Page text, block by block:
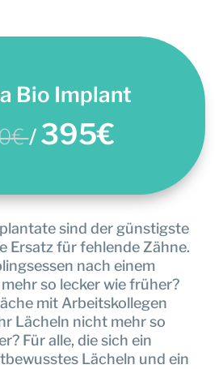
Bio Implant
/395€
sind der günstigste
Ersatz für fehlende Zähne.
nach einem
so lecker wie früher?
mit Arbeitskollegen
Lächeln nicht mehr so
Für alle, die sich ein
Lächeln und ein